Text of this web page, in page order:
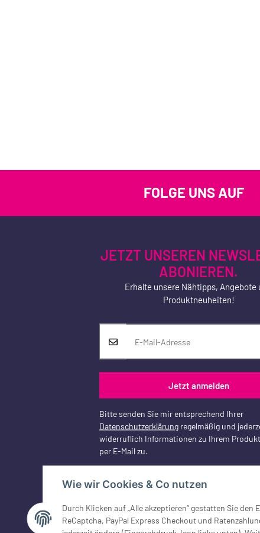
Wie wir Cookies & Co nutzen
Durch Klicken auf „Alle akzeptieren“ gestatten Sie
ReCaptcha, PayPal Express Checkout und
FOLGE UNS AUF
JETZT UNSEREN
ABONIEREN.
Erhalte unsere Nähtipps, Angebote
Produktneuheiten!
Jetzt anmelden
Bitte senden Sie mir entsprechend Ihrer
Datenschutzerklärung regelmäßig und
widerruflich Informationen zu Ihrem
per E-Mail zu.
Vertrag widerrufen